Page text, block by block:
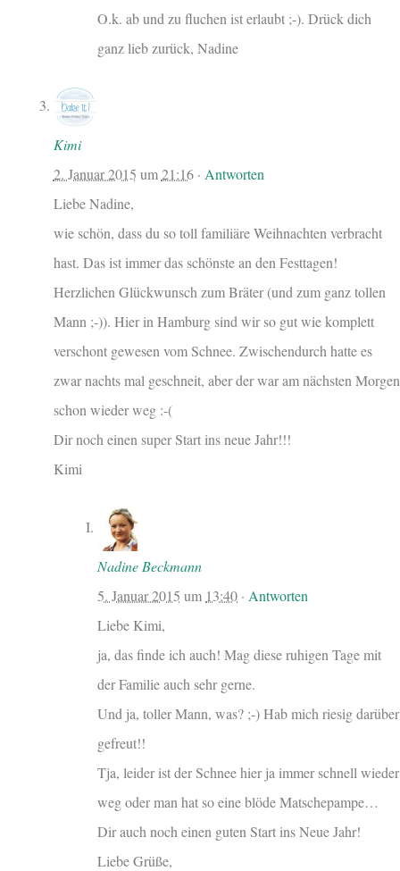
O.k. ab und zu fluchen ist erlaubt ;-). Drück dich
ganz lieb zurück, Nadine
Kimi
2. Januar 2015 um21:16· Antworten
Liebe Nadine,
wie schön, dass du so toll familiäre Weihnachten verbracht
hast. Das ist immer das schönste an den Festtagen!
Herzlichen Glückwunsch zum Bräter (und zum ganz tollen
Mann ;-)). Hier in Hamburg sind wir so gut wie komplett
verschont gewesen vom Schnee. Zwischendurch hatte es
zwar nachts mal geschneit, aber der war am nächsten Morgen
schon wieder weg :-(
Dir noch einen super Start ins neue Jahr!!!
Kimi
Nadine Beckmann
5. Januar 2015 um 13:40 ·Antworten
Liebe Kimi,
ja, das finde ich auch! Mag diese ruhigen Tage mit
der Familie auch sehr gerne.
Und ja, toller Mann, was? ;-) Hab mich riesig darüber
gefreut!!
Tja, leider ist der Schnee hier ja immer schnell wieder
weg oder man hat so eine blöde Matschepampe…
Dir auch noch einen guten Start ins Neue Jahr!
Liebe Grüße,